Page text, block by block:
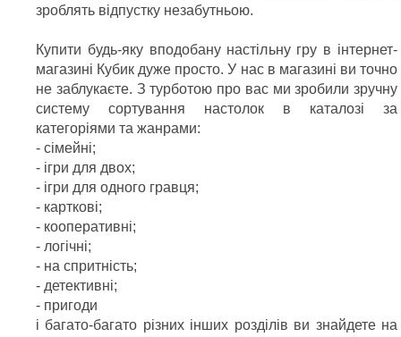
зроблять відпустку незабутньою.
Купити будь-яку вподобану настільну гру в інтернет-
магазині Кубик дуже просто. У нас в магазині ви точно
не заблукаєте. З турботою про вас ми зробили зручну
систему сортування настолок в каталозі за
категоріями та жанрами:
- сімейні;
- ігри для двох;
- ігри для одного гравця;
- карткові;
- кооперативні;
- логічні;
- на спритність;
- детективні;
- пригоди
і багато-багато різних інших розділів ви знайдете на